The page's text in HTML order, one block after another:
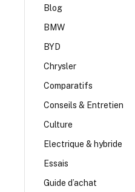
Blog
BMW
BYD
Chrysler
Comparatifs
Conseils & Entretien
Culture
Electrique & hybride
Essais
Guide d’achat